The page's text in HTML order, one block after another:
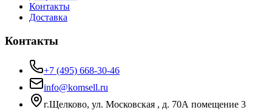
Контакты
Доставка
Контакты
+7 (495) 668-30-46
info@komsell.ru
г.Щелково, ул. Московская , д. 70А помещение 3